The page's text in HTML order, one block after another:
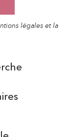
légales et la